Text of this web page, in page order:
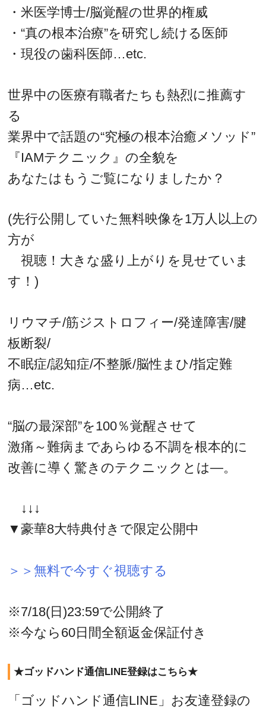
・米医学博士/脳覚醒の世界的権威
・“真の根本治療”を研究し続ける医師
・現役の歯科医師…etc.
世界中の医療有職者たちも熱烈に推薦す
る
業界中で話題の“究極の根本治癒メソッド”
『IAMテクニック』の全貌を
あなたはもうご覧になりましたか？
(先行公開していた無料映像を1万人以上の
方が
視聴！大きな盛り上がりを見せていま
す！)
リウマチ/筋ジストロフィー/発達障害/腱
板断裂/
不眠症/認知症/不整脈/脳性まひ/指定難
病…etc.
“脳の最深部”を100％覚醒させて
激痛～難病まであらゆる不調を根本的に
改善に導く驚きのテクニックとは―。
↓↓↓
▼豪華8大特典付きで限定公開中
＞＞無料で今すぐ視聴する
※7/18(日)23:59で公開終了
※今なら60日間全額返金保証付き
★ゴッドハンド通信LINE登録はこちら★
「ゴッドハンド通信LINE」お友達登録の